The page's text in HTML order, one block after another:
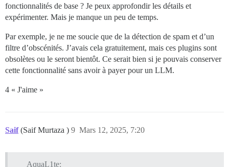
fonctionnalités de base ? Je peux approfondir les détails et
expérimenter. Mais je manque un peu de temps.
Par exemple, je ne me soucie que de la détection de spam et d’un
filtre d’obscénités. J’avais cela gratuitement, mais ces plugins sont
obsolètes ou le seront bientôt. Ce serait bien si je pouvais conserver
cette fonctionnalité sans avoir à payer pour un LLM.
4 « J'aime »
Saif (Saif Murtaza ) Mars 12, 2025, 7:20
9
AquaL1te: